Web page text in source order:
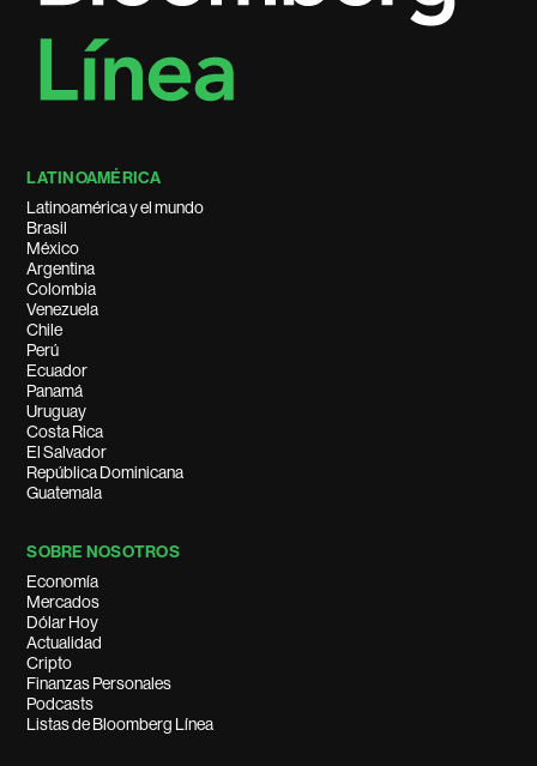
LATINOAMÉRICA
Latinoamérica y el mundo
Brasil
México
Argentina
Colombia
Venezuela
Chile
Perú
Ecuador
Panamá
Uruguay
Costa Rica
El Salvador
República Dominicana
Guatemala
SOBRE NOSOTROS
Economía
Mercados
Dólar Hoy
Actualidad
Cripto
Finanzas Personales
Podcasts
Listas de Bloomberg Línea